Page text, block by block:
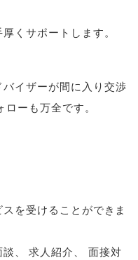
くサポートします。
イザーが間に入り交渉
ローも万全です。
を受けることができま
求人紹介
面接対